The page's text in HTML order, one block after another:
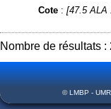
Cote :[47.5 ALA
Nombre de résultats :
© LMBP -